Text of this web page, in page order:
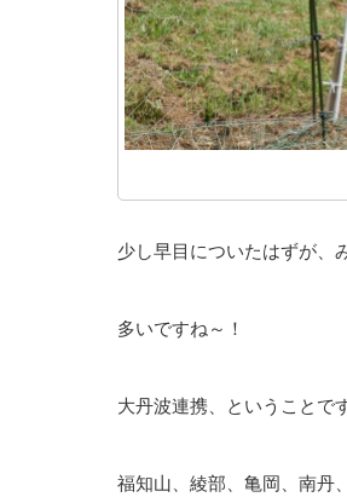
少し早目についたはずが、
多いですね～！
大丹波連携、ということで
福知山、綾部、亀岡、南丹